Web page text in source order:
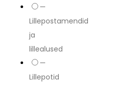
—
Lillepostamendid
ja
lillealused
—
Lillepotid